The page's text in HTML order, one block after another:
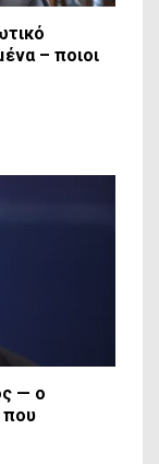
– ποιοι
— ο
που